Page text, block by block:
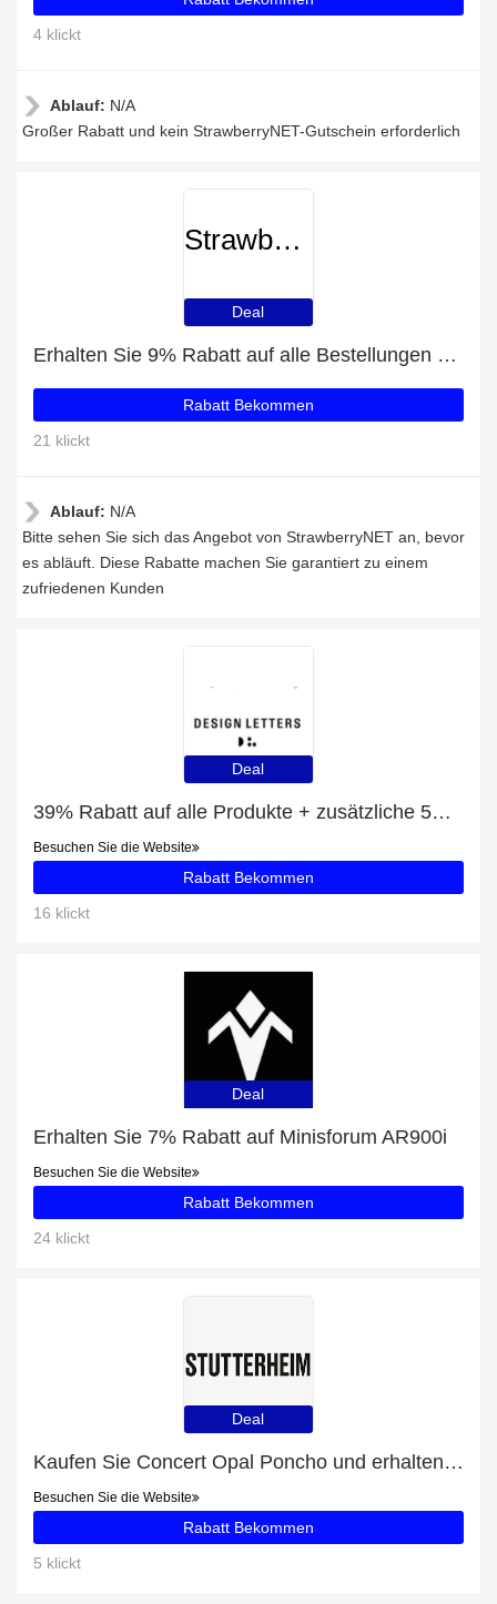
4 klickt
Ablauf: N/A
Großer Rabatt und kein StrawberryNET-Gutschein erforderlich
StrawberryNET
Deal
Erhalten Sie 9% Rabatt auf alle Bestellungen bei StrawberryNET
Rabatt Bekommen
21 klickt
Ablauf: N/A
Bitte sehen Sie sich das Angebot von StrawberryNET an, bevor
es abläuft. Diese Rabatte machen Sie garantiert zu einem
zufriedenen Kunden
Deal
39% Rabatt auf alle Produkte + zusätzliche 5% für PEARL DROP DOUBLE HOOP
Besuchen Sie die Website
Rabatt Bekommen
16 klickt
Deal
Erhalten Sie 7% Rabatt auf Minisforum AR900i
Besuchen Sie die Website
Rabatt Bekommen
24 klickt
Deal
Kaufen Sie Concert Opal Poncho und erhalten Sie 17% Rabatt
Besuchen Sie die Website
Rabatt Bekommen
5 klickt